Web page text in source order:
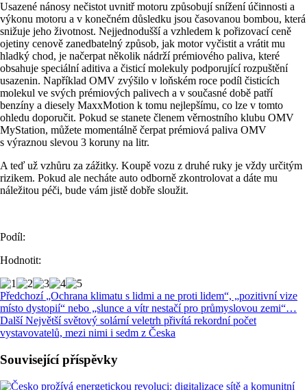
Usazené nánosy nečistot uvnitř motoru způsobují snížení účinnosti a
výkonu motoru a v konečném důsledku jsou časovanou bombou, která
snižuje jeho životnost. Nejjednodušší a vzhledem k pořizovací ceně
ojetiny cenově zanedbatelný způsob, jak motor vyčistit a vrátit mu
hladký chod, je načerpat několik nádrží prémiového paliva, které
obsahuje speciální aditiva a čisticí molekuly podporující rozpuštění
usazenin. Například OMV zvýšilo v loňském roce podíl čisticích
molekul ve svých prémiových palivech a v současné době patří
benzíny a diesely MaxxMotion k tomu nejlepšímu, co lze v tomto
ohledu doporučit. Pokud se stanete členem věrnostního klubu OMV
MyStation, můžete momentálně čerpat prémiová paliva OMV
s výraznou slevou 3 koruny na litr.
A teď už vzhůru za zážitky. Koupě vozu z druhé ruky je vždy určitým
rizikem. Pokud ale necháte auto odborně zkontrolovat a dáte mu
náležitou péči, bude vám jistě dobře sloužit.
Podíl:
Hodnotit:
Předchozí „Ochrana klimatu s lidmi a ne proti lidem“, „pozitivní vize
místo dystopií“ nebo „slunce a vítr nestačí pro průmyslovou zemi“…
Další Největší světový solární veletrh přivítá rekordní počet
vystavovatelů, mezi nimi i sedm z Česka
Související příspěvky